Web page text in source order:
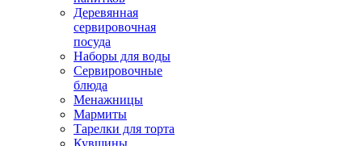
Деревянная
сервировочная
посуда
Наборы для воды
Сервировочные
блюда
Менажницы
Мармиты
Тарелки для торта
Кувшины